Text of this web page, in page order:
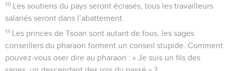
10 Les soutiens du pays seront écrasés, tous les travailleurs
salariés seront dans l’abattement.
11 Les princes de Tsoan sont autant de fous, les sages
conseillers du pharaon forment un conseil stupide. Comment
pouvez-vous oser dire au pharaon : « Je suis un fils des